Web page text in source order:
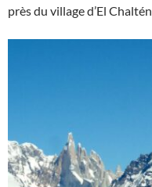
près du village d’El Chaltén.